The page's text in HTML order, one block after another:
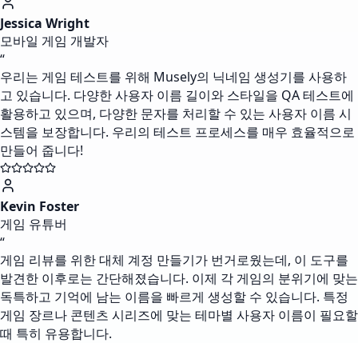
Jessica Wright
모바일 게임 개발자
“
우리는 게임 테스트를 위해 Musely의 닉네임 생성기를 사용하
고 있습니다. 다양한 사용자 이름 길이와 스타일을 QA 테스트에
활용하고 있으며, 다양한 문자를 처리할 수 있는 사용자 이름 시
스템을 보장합니다. 우리의 테스트 프로세스를 매우 효율적으로
만들어 줍니다!
Kevin Foster
게임 유튜버
“
게임 리뷰를 위한 대체 계정 만들기가 번거로웠는데, 이 도구를
발견한 이후로는 간단해졌습니다. 이제 각 게임의 분위기에 맞는
독특하고 기억에 남는 이름을 빠르게 생성할 수 있습니다. 특정
게임 장르나 콘텐츠 시리즈에 맞는 테마별 사용자 이름이 필요할
때 특히 유용합니다.